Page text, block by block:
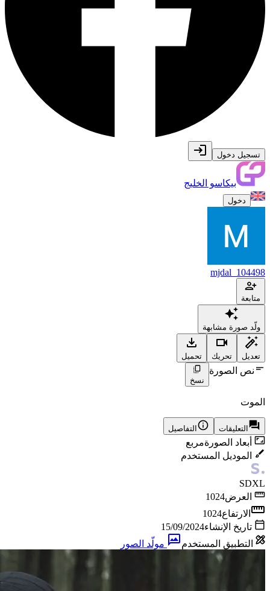
تسجيل دخول
بيكاسو الخليج
دخول
mjdal_104498
متابعة
ولّد صورة مشابهة
تعديل تحريك تحميل
نص الصورة
نسخ
الموت
التعليقات التفاصيل
أبعاد الصورةمربع
الموديل المستخدم
SDXL
العرض1024
الارتفاع1024
تاريخ الإنشاء15/09/2024
التطبيق المستخدم
مولّد الصور